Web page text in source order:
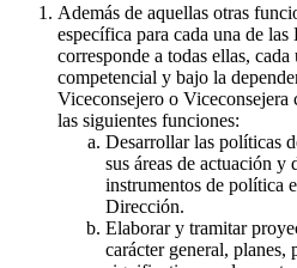
Además de aquellas otras
específica para cada una de
corresponde a todas ellas,
competencial y bajo la
Viceconsejero o
las siguientes funciones:
Desarrollar las políticas
sus áreas de actuación
instrumentos de política
Dirección.
Elaborar y tramitar
carácter general, planes,